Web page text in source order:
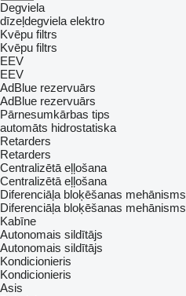
Degviela
dīzeļdegviela elektro
Kvēpu filtrs
Kvēpu filtrs
EEV
EEV
AdBlue rezervuārs
AdBlue rezervuārs
Pārnesumkārbas tips
automāts hidrostatiska
Retarders
Retarders
Centralizētā eļļošana
Centralizētā eļļošana
Diferenciāļa bloķēšanas mehānisms
Diferenciāļa bloķēšanas mehānisms
Kabīne
Autonomais sildītājs
Autonomais sildītājs
Kondicionieris
Kondicionieris
Asis